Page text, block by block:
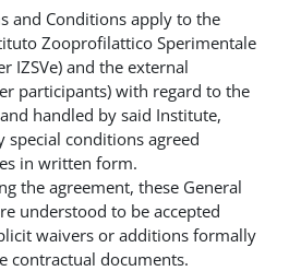
and Conditions apply to the
Zooprofilattico Sperimentale
IZSVe) and the external
participants) with regard to the
handled by said Institute,
conditions agreed
in written form.
the agreement, these General
understood to be accepted
waivers or additions formally
contractual documents.